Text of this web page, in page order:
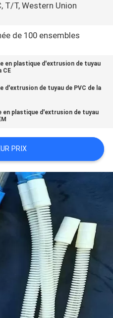
T/T, Western Union
de 100 ensembles
en plastique d'extrusion de tuyau
CE
d'extrusion de tuyau de PVC de la
en plastique d'extrusion de tuyau
PRIX